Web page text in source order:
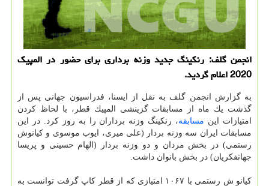
انجمن گلف: رنكینگ جدید وزنه برداری برای حضور در المپیك
2020 اعلام گردید.
به گزارش انجمن گلف به نقل از ایسنا، فدراسیون جهانی پس از
گذشت یك ماه از مسابقات گزینشی المپیك قطر، با لحاظ كردن
امتیازات این مسابقه، رنكینگ وزنه برداران را به روز كرد. در این
مسابقات ایران سه وزنه بردار (علی میری، ایوب موسوی و كیانوش
رستمی) در بخش مردان و دو وزنه بردار (الهام حسینی و پریسا
جهانفكریان) در بخش بانوان داشت.
كیانو ش رستمی با ۱۰۶۷ امتیازی كه از قطر كاپ گرفت توانست به